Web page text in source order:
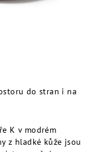
do stran i na
K v modrém
z hladké kůže jsou